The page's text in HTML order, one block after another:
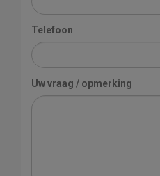
Telefoon
Uw vraag / opmerking